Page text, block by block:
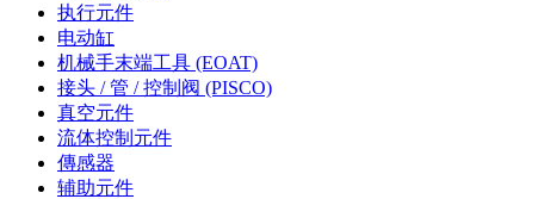
执行元件
电动缸
机械手末端工具 (EOAT)
接头 / 管 / 控制阀 (PISCO)
真空元件
流体控制元件
傳感器
辅助元件